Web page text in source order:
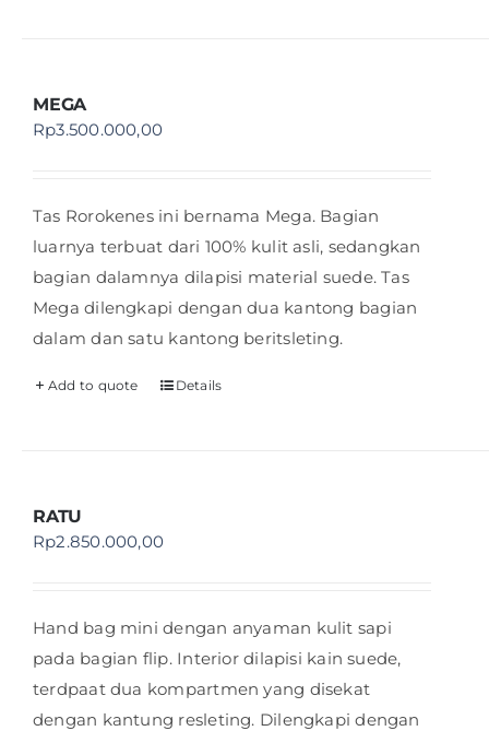
MEGA
Rp3.500.000,00
Tas Rorokenes ini bernama Mega. Bagian
luarnya terbuat dari 100% kulit asli, sedangkan
bagian dalamnya dilapisi material suede. Tas
Mega dilengkapi dengan dua kantong bagian
dalam dan satu kantong beritsleting.
Add to quote Details
RATU
Rp2.850.000,00
Hand bag mini dengan anyaman kulit sapi
pada bagian flip. Interior dilapisi kain suede,
terdpaat dua kompartmen yang disekat
dengan kantung resleting. Dilengkapi dengan